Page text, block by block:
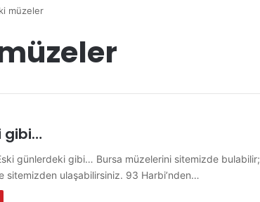
müzeler
gibi…
günlerdeki gibi… Bursa müzelerini sitemizde bulabilir;
sitemizden ulaşabilirsiniz. 93 Harbi’nden…